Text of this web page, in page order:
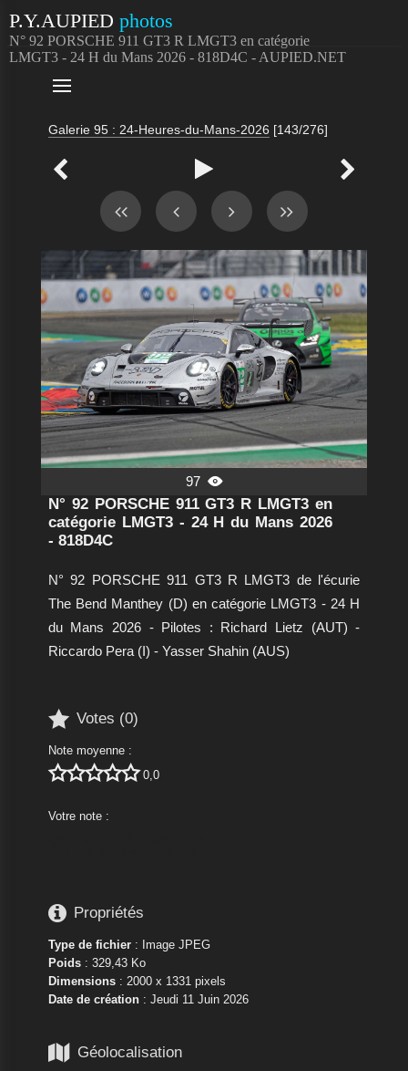
P.Y.AUPIED photos
N° 92 PORSCHE 911 GT3 R LMGT3 en catégorie
LMGT3 - 24 H du Mans 2026 - 818D4C - AUPIED.NET

Galerie 95 : 24-Heures-du-Mans-2026 [143/276]
  
97 
N° 92 PORSCHE 911 GT3 R LMGT3 en
catégorie LMGT3 - 24 H du Mans 2026
- 818D4C
N° 92 PORSCHE 911 GT3 R LMGT3 de l'écurie
The Bend Manthey (D) en catégorie LMGT3 - 24 H
du Mans 2026 - Pilotes : Richard Lietz (AUT) -
Riccardo Pera (I) - Yasser Shahin (AUS)
 Votes (0)
Note moyenne :
 0,0
Votre note :
 Propriétés
Type de fichier: Image JPEG
Poids: 329,43 Ko
Dimensions: 2000 x 1331 pixels
Date de création: Jeudi 11 Juin 2026
 Géolocalisation